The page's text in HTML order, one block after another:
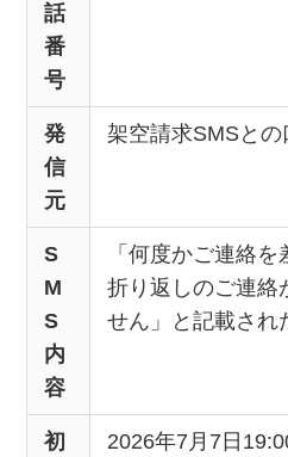
話
番
号
発
信
元
架空請求SMSとの
S
M
S
内
容
「何度かご連絡を
折り返しのご連絡
せん」と記載され
初
2026年7月7日